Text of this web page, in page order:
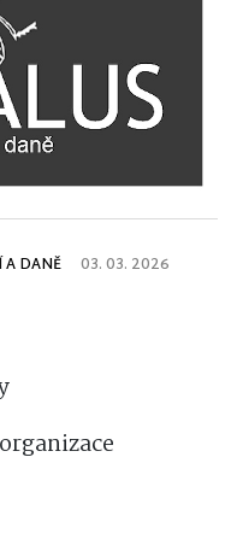
A DANĚ 03. 03. 2026